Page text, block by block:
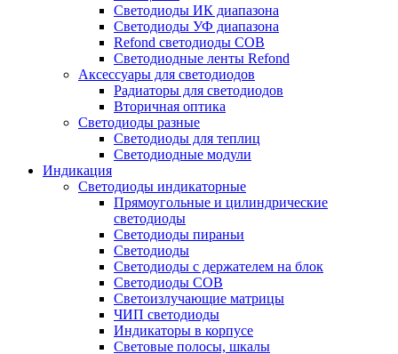
Светодиоды ИК диапазона
Светодиоды УФ диапазона
Refond светодиоды COB
Светодиодные ленты Refond
Аксессуары для светодиодов
Радиаторы для светодиодов
Вторичная оптика
Светодиоды разные
Светодиоды для теплиц
Светодиодные модули
Индикация
Светодиоды индикаторные
Прямоугольные и цилиндрические
светодиоды
Светодиоды пираньи
Светодиоды
Светодиоды с держателем на блок
Светодиоды COB
Светоизлучающие матрицы
ЧИП светодиоды
Индикаторы в корпусе
Световые полосы, шкалы